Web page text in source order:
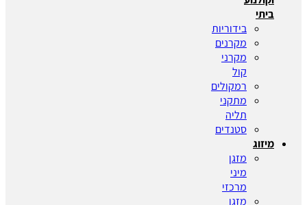
ביתי
בידוריות
מקרנים
מקרני
קול
רמקולים
מתקני
תליה
סטנדים
מיזוג
מזגן
מיני
מרכזי
מזגן